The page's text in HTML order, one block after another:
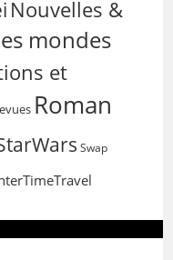
Nouvelles &
mondes
et
Roman
Swap